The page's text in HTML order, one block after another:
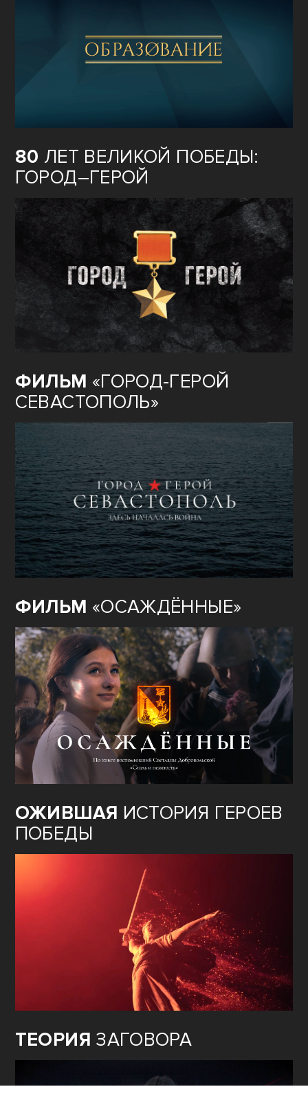
80 ЛЕТ ВЕЛИКОЙ ПОБЕДЫ:
ГОРОД–ГЕРОЙ
ФИЛЬМ «ГОРОД-ГЕРОЙ
СЕВАСТОПОЛЬ»
ФИЛЬМ «ОСАЖДЁННЫЕ»
ОЖИВШАЯ ИСТОРИЯ ГЕРОЕВ
ПОБЕДЫ
ТЕОРИЯ ЗАГОВОРА